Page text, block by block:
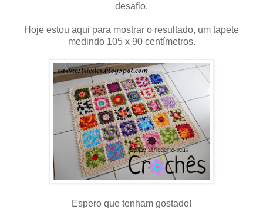
desafio.
Hoje estou aqui para mostrar o resultado, um tapete
medindo 105 x 90 centímetros.
Espero que tenham gostado!